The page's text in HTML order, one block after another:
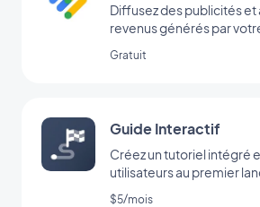
Diffusez des publicités
revenus générés par
Gratuit
Guide Interactif
Créez un tutoriel intégré
utilisateurs au premier
app
$5/mois